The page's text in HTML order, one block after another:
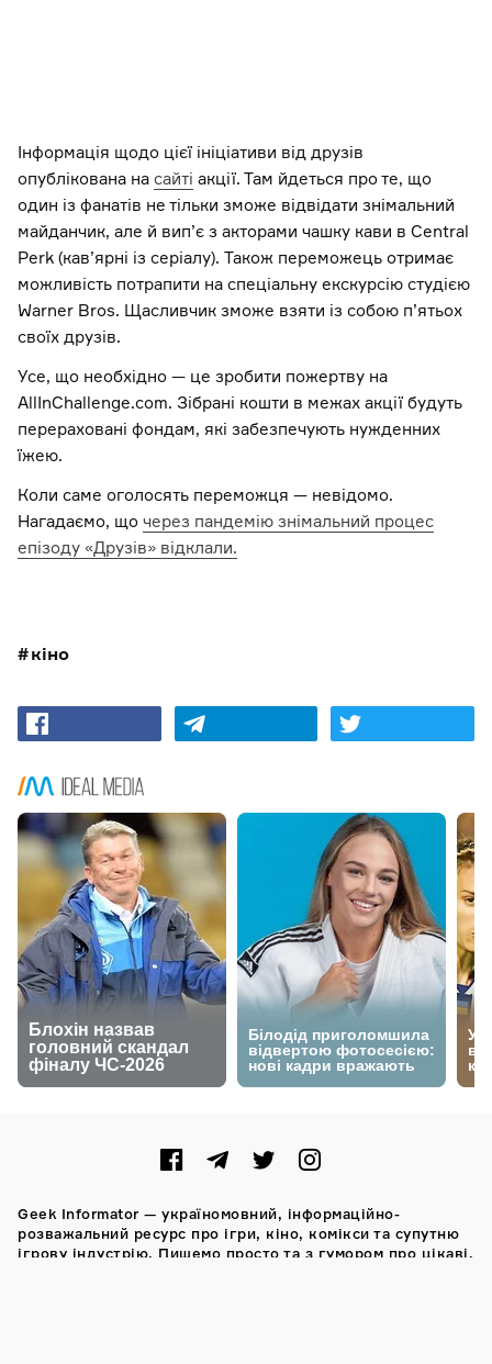
Інформація щодо цієї ініціативи від друзів
опублікована на сайті акції. Там йдеться про те, що
один із фанатів не тільки зможе відвідати знімальний
майданчик, але й вип’є з акторами чашку кави в Central
Perk (кав’ярні із серіалу). Також переможець отримає
можливість потрапити на спеціальну екскурсію студією
Warner Bros. Щасливчик зможе взяти із собою п’ятьох
своїх друзів.
Усе, що необхідно — це зробити пожертву на
AllInChallenge.com. Зібрані кошти в межах акції будуть
перераховані фондам, які забезпечують нужденних
їжею.
Коли саме оголосять переможця — невідомо.
Нагадаємо, що через пандемію знімальний процес
епізоду «Друзів» відклали.
кіно
Geek Informator — україномовний, інформаційно-
розважальний ресурс про ігри, кіно, комікси та супутню
ігрову індустрію. Пишемо просто та з гумором про цікаві,